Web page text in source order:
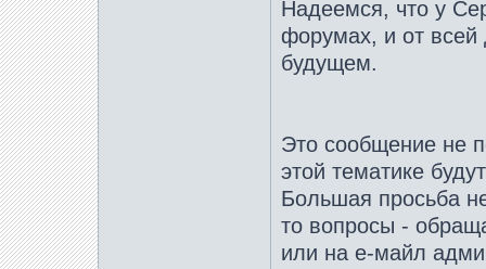
Надеемся, что у
форумах, и от всей
будущем.
Это сообщение не
этой тематике
Большая просьба
то вопросы -
или на е-майл